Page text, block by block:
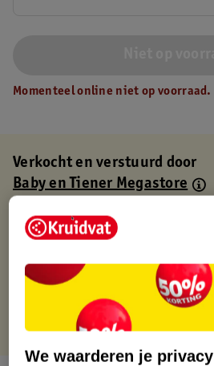
Momenteel online niet op voorraad.
Verkocht en verstuurd door
Baby en Tiener Megastore
Binnen 1 werkdag verstuurd
Gratis thuisbezorgd
Gratis punten met je Kruidvat kaart
We waarderen je privacy